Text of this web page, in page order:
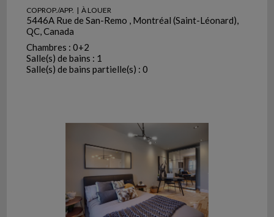
COPROP./APP. | À LOUER
5446A Rue de San-Remo , Montréal (Saint-Léonard),
QC, Canada
Chambres : 0+2
Salle(s) de bains : 1
Salle(s) de bains partielle(s) : 0